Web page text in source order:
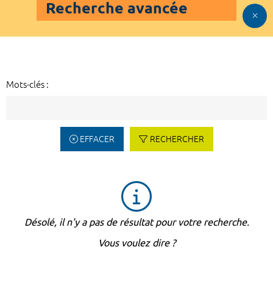
Recherche avancée
Mots-clés :
EFFACER RECHERCHER
Désolé, il n'y a pas de résultat pour votre recherche.
Vous voulez dire ?